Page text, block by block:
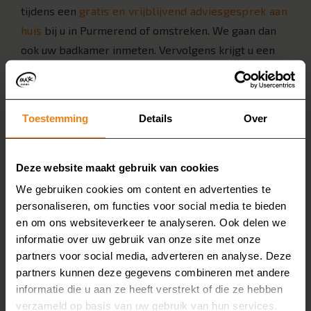
Toestemming Details Over
Deze website maakt gebruik van cookies
We gebruiken cookies om content en advertenties te
personaliseren, om functies voor social media te bieden
en om ons websiteverkeer te analyseren. Ook delen we
informatie over uw gebruik van onze site met onze
partners voor social media, adverteren en analyse. Deze
partners kunnen deze gegevens combineren met andere
informatie die u aan ze heeft verstrekt of die ze hebben
verzameld op basis van uw gebruik van hun services.
tijdens een gratis en vrijblijvend adviesgesprek aan
huis bij u in Purmerend of omstreken. We gaan dan
ook uw badkamer inmeten. Vervolgens krijgt u een
vrijblijvende offerte van de nieuwe badkamer.
4. Demonteren en afvoeren
Als alles akkoord is, beginnen we met het
demonteren van uw oude badkamer. Het materiaal
5. Nieuwe badkamer installeren
Onze eigen monteurs installeren vervolgens de
badkamer bij u in Purmerend. Ze laten de badkamer
bezemschoon achter. Vervolgens kunt u genieten van
uw nieuwe badkamer!
Kosten van een